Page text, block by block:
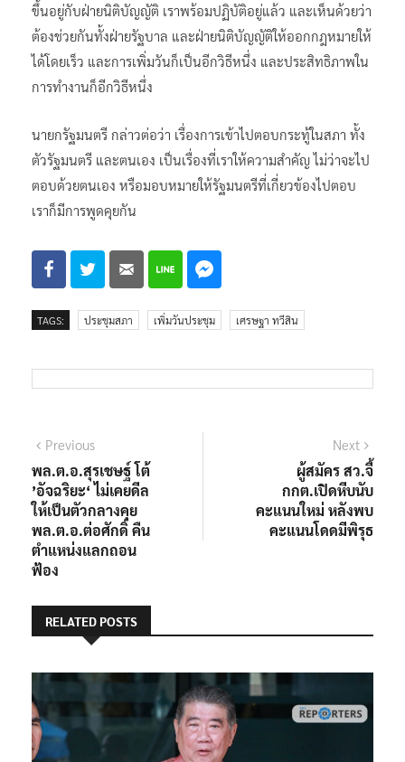
ขึ้นอยู่กับฝ่ายนิติบัญญัติ เราพร้อมปฏิบัติอยู่แล้ว และเห็นด้วยว่า
ต้องช่วยกันทั้งฝ่ายรัฐบาล และฝ่ายนิติบัญญัติให้ออกกฎหมายให้
ได้โดยเร็ว และการเพิ่มวันก็เป็นอีกวิธีหนึ่ง และประสิทธิภาพใน
การทำงานก็อีกวิธีหนึ่ง
นายกรัฐมนตรี กล่าวต่อว่า เรื่องการเข้าไปตอบกระทู้ในสภา ทั้ง
ตัวรัฐมนตรี และตนเอง เป็นเรื่องที่เราให้ความสําคัญ ไม่ว่าจะไป
ตอบด้วยตนเอง หรือมอบหมายให้รัฐมนตรีที่เกี่ยวข้องไปตอบ
เราก็มีการพูดคุยกัน
TAGS: ประชุมสภา เพิ่มวันประชุม เศรษฐา ทวีสิน
แนะแนว
เรื่อง
PreviousPrevious
post:
พล.ต.อ.สุรเชษฐ์ โต้
’อัจฉริยะ‘ ไม่เคยดีล
ให้เป็นตัวกลางคุย
พล.ต.อ.ต่อศักดิ์ คืน
ตำแหน่งแลกถอน
ฟ้อง
Next
post:
ผู้สมัคร สว.จี้
กกต.เปิดหีบนับ
คะแนนใหม่ หลังพบ
คะแนนโดดมีพิรุธ
RELATED POSTS